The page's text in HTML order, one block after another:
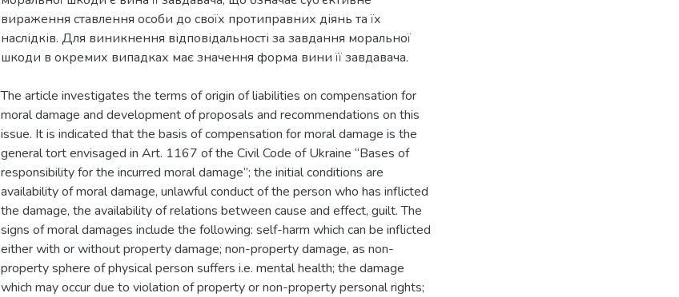
вираження ставлення особи до своїх протиправних діянь та їх
наслідків. Для виникнення відповідальності за завдання моральної
шкоди в окремих випадках має значення форма вини її завдавача.
The article investigates the terms of origin of liabilities on compensation for
moral damage and development of proposals and recommendations on this
issue. It is indicated that the basis of compensation for moral damage is the
general tort envisaged in Art. 1167 of the Civil Code of Ukraine “Bases of
responsibility for the incurred moral damage”; the initial conditions are
availability of moral damage, unlawful conduct of the person who has inflicted
the damage, the availability of relations between cause and effect, guilt. The
signs of moral damages include the following: self-harm which can be inflicted
either with or without property damage; non-property damage, as non-
property sphere of physical person suffers i.e. mental health; the damage
which may occur due to violation of property or non-property personal rights;